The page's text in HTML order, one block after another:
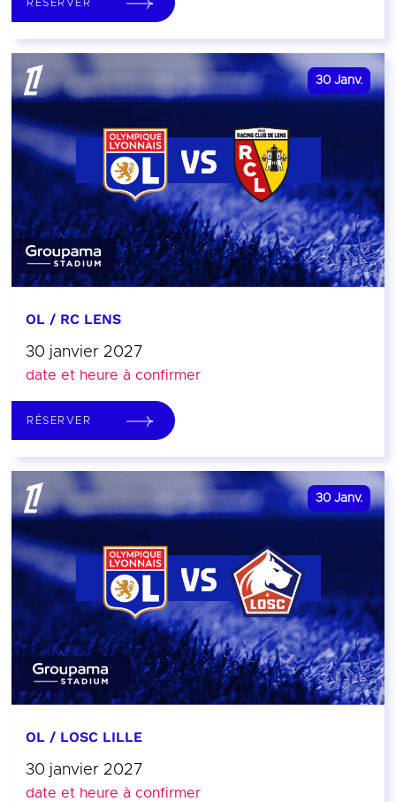
RÉSERVER
30 Janv.
OL / RC LENS
30 janvier 2027
date et heure à confirmer
RÉSERVER
30 Janv.
OL / LOSC LILLE
30 janvier 2027
date et heure à confirmer